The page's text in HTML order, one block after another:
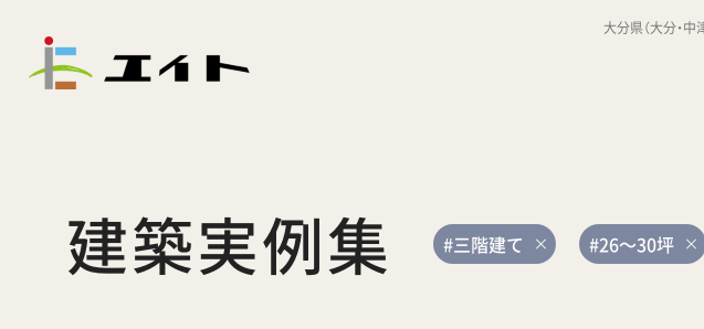
大分県（大分・
建築実例集 #三階建て #26～30坪